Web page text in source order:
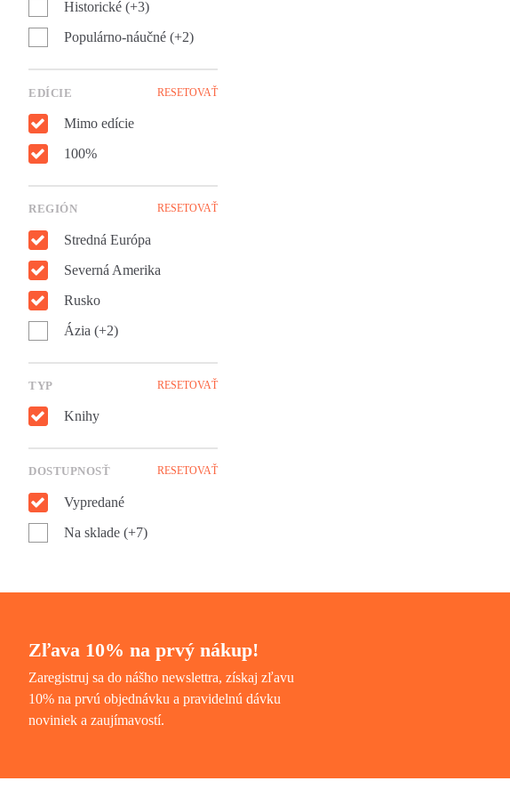
Historické (+3)
Populárno-náučné (+2)
EDÍCIE RESETOVAŤ
Mimo edície
100%
REGIÓN RESETOVAŤ
Stredná Európa
Severná Amerika
Rusko
Ázia (+2)
TYP RESETOVAŤ
Knihy
DOSTUPNOSŤ RESETOVAŤ
Vypredané
Na sklade (+7)
Zľava 10% na prvý nákup!
Zaregistruj sa do nášho newslettra, získaj zľavu
10% na prvú objednávku a pravidelnú dávku
noviniek a zaujímavostí.